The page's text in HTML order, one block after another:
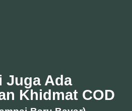
Juga Ada
Khidmat COD